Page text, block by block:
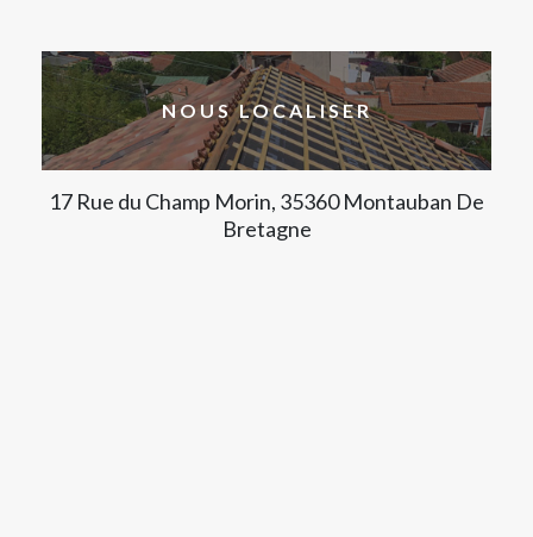
NOUS LOCALISER
17 Rue du Champ Morin, 35360 Montauban De
Bretagne